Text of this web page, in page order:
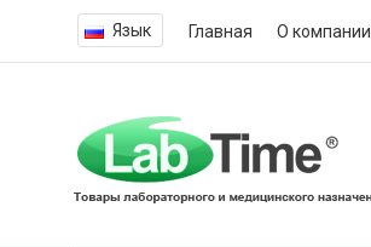
Язык Главная О компании